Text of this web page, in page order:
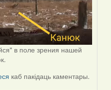
в поле зрения нашей
каб пакідаць каментары.